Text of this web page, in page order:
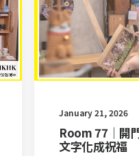
January 21, 2026
Room 77｜開
文字化成祝福